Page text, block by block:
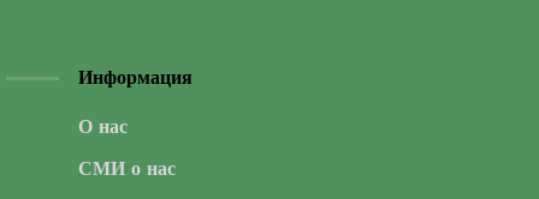
Информация
О нас
СМИ о нас